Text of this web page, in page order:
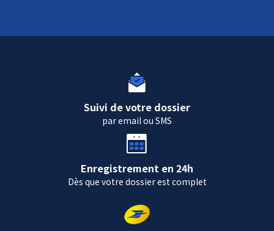
Suivi de votre dossier
par email ou SMS
Enregistrement en 24h
Dès que votre dossier est complet